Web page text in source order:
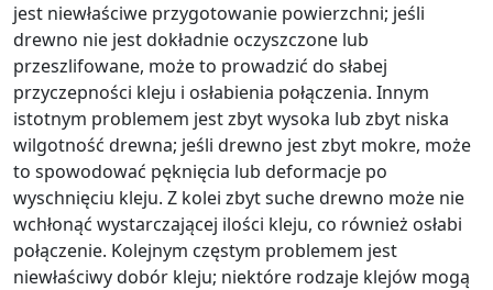
jest niewłaściwe przygotowanie powierzchni; jeśli
drewno nie jest dokładnie oczyszczone lub
przeszlifowane, może to prowadzić do słabej
przyczepności kleju i osłabienia połączenia. Innym
istotnym problemem jest zbyt wysoka lub zbyt niska
wilgotność drewna; jeśli drewno jest zbyt mokre, może
to spowodować pęknięcia lub deformacje po
wyschnięciu kleju. Z kolei zbyt suche drewno może nie
wchłonąć wystarczającej ilości kleju, co również osłabi
połączenie. Kolejnym częstym problemem jest
niewłaściwy dobór kleju; niektóre rodzaje klejów mogą